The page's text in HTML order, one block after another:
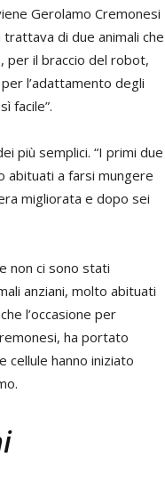
Gerolamo Cremonesi
di due animali che
per il braccio del robot,
l’adattamento degli
facile”.
più semplici. “I primi due
abituati a farsi mungere
migliorata e dopo sei
non ci sono stati
anziani, molto abituati
l’occasione per
ha portato
cellule hanno iniziato